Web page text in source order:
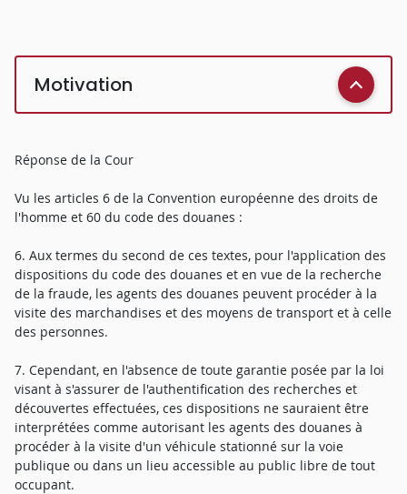
Motivation
Réponse de la Cour
Vu les articles 6 de la Convention européenne des droits de
l'homme et 60 du code des douanes :
6. Aux termes du second de ces textes, pour l'application des
dispositions du code des douanes et en vue de la recherche
de la fraude, les agents des douanes peuvent procéder à la
visite des marchandises et des moyens de transport et à celle
des personnes.
7. Cependant, en l'absence de toute garantie posée par la loi
visant à s'assurer de l'authentification des recherches et
découvertes effectuées, ces dispositions ne sauraient être
interprétées comme autorisant les agents des douanes à
procéder à la visite d'un véhicule stationné sur la voie
publique ou dans un lieu accessible au public libre de tout
occupant.